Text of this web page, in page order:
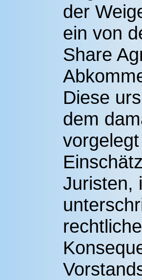
der
ein von
Share
Diese
dem
Juristen,